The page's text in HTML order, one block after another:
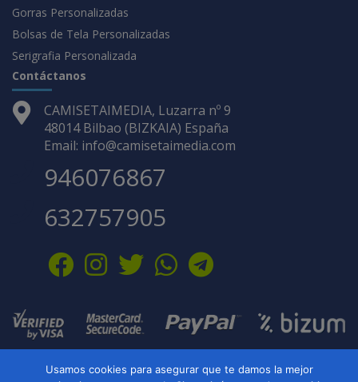
Gorras Personalizadas
Bolsas de Tela Personalizadas
Serigrafia Personalizada
Contáctanos
CAMISETAIMEDIA, Luzarra nº 9
48014 Bilbao (BIZKAIA) España
Email: info@camisetaimedia.com
946076867
632757905
Camisetaimedia comercio electrónico de artículos personalizados ·
Usamos cookies para asegurar que te damos la mejor